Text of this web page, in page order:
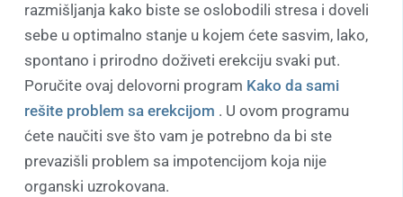
razmišljanja kako biste se oslobodili stresa i doveli
sebe u optimalno stanje u kojem ćete sasvim, lako,
spontano i prirodno doživeti erekciju svaki put.
Poručite ovaj delovorni program Kako da sami
rešite problem sa erekcijom . U ovom programu
ćete naučiti sve što vam je potrebno da bi ste
prevazišli problem sa impotencijom koja nije
organski uzrokovana.